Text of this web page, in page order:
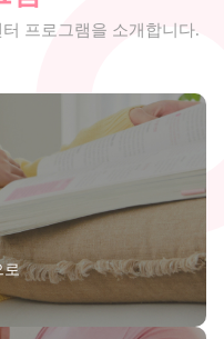
프로그램을 소개합니다.
로